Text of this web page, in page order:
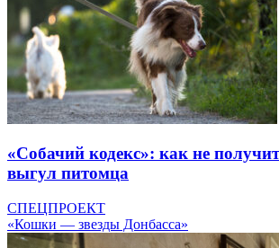
«Собачий кодекс»: как не
выгул питомца
СПЕЦПРОЕКТ
«Кошки — звезды Донбасса»